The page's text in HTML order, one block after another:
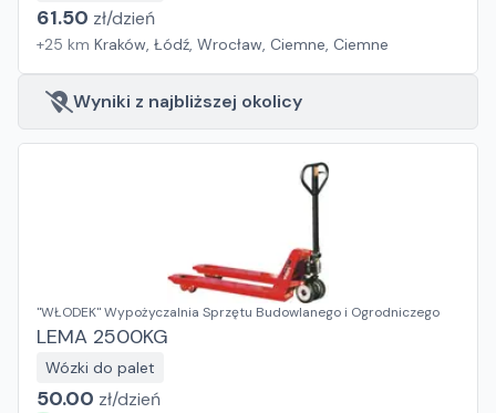
61.50 zł/dzień
+25 km Kraków, Łódź, Wrocław, Ciemne, Ciemne
Wyniki z najbliższej okolicy
"WŁODEK" Wypożyczalnia Sprzętu Budowlanego i Ogrodniczego
LEMA 2500KG
Wózki do palet
50.00 zł/dzień